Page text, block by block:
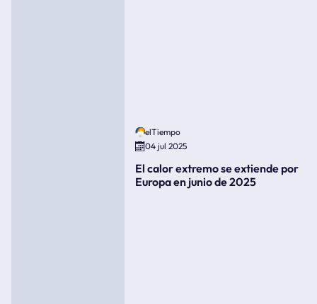
elTiempo
04 jul 2025
El calor extremo se extiende por
Europa en junio de 2025